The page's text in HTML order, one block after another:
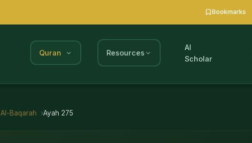
Bookmarks
Quran Resources
AI
Scholar
Al-Baqarah Ayah 275